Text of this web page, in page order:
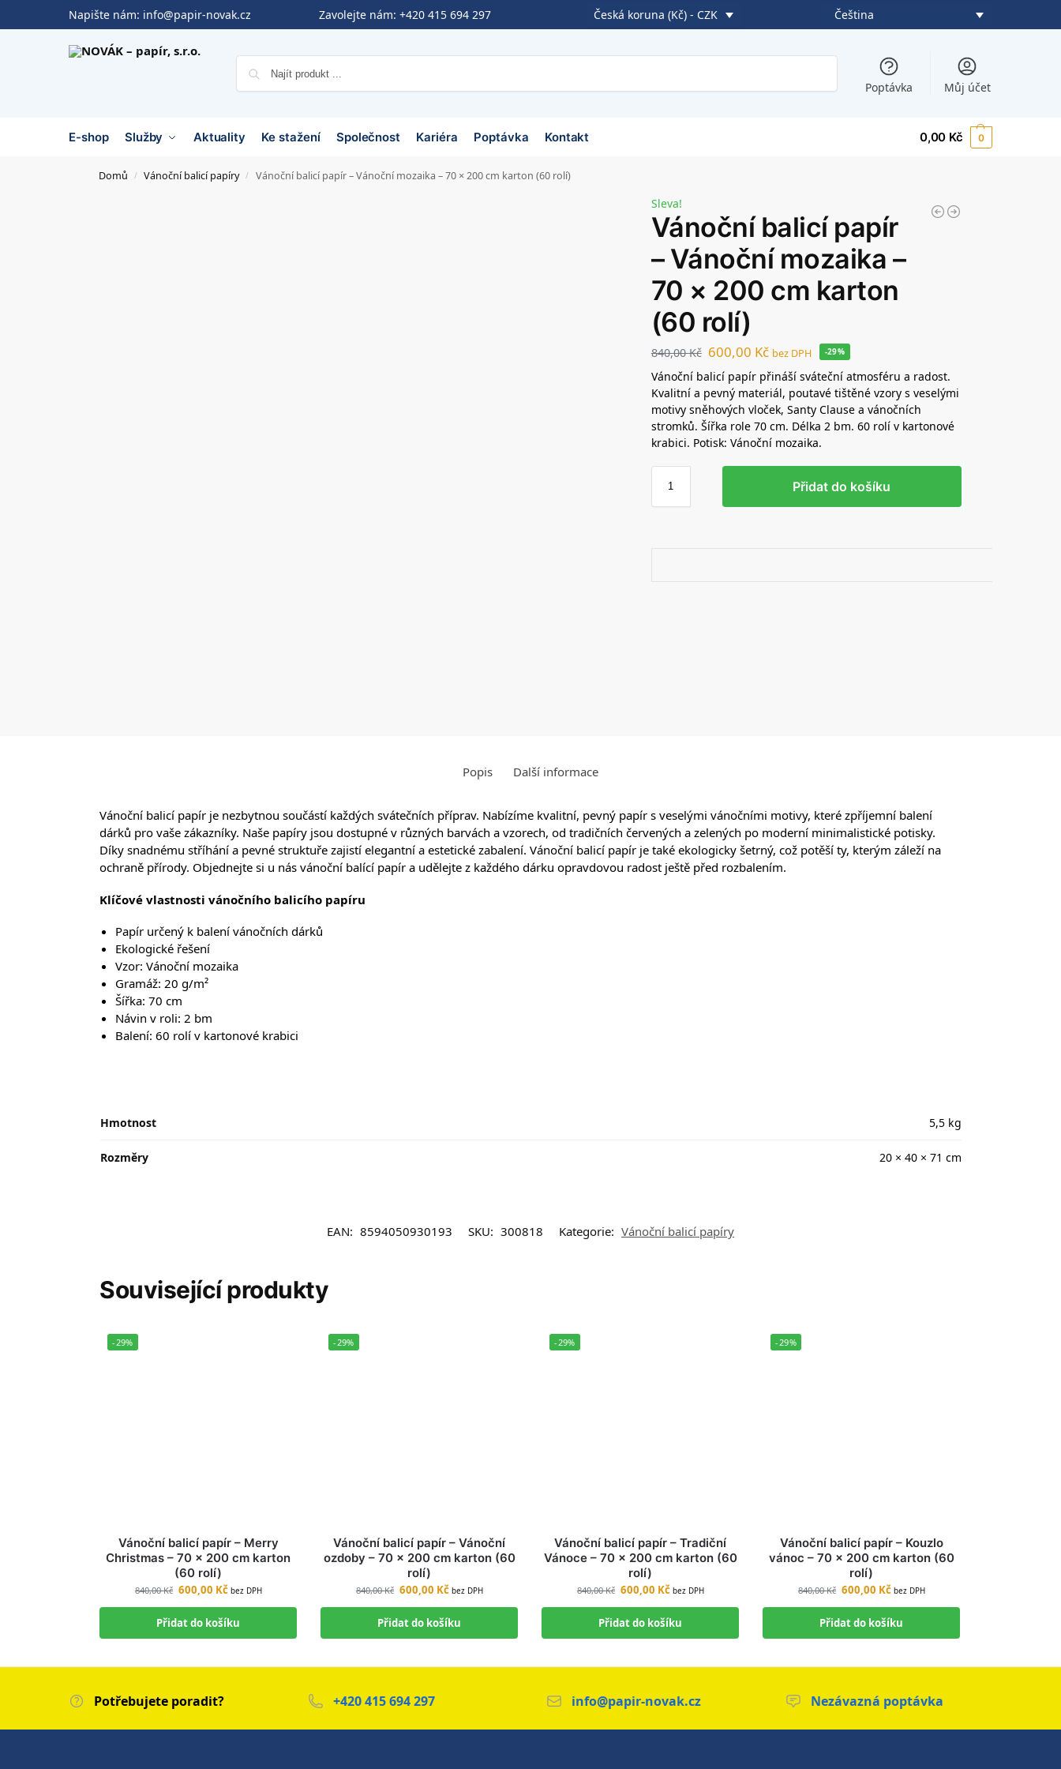
Napište nám: info@papir-novak.cz Zavolejte nám:+420 415 694 297 Česká koruna (Kč) - CZK Čeština
Poptávka Můj účet
E-shop Služby Aktuality Ke stažení Společnost Kariéra Poptávka Kontakt 0,00 Kč 0
Domů / Vánoční balicí papíry / Vánoční balicí papír – Vánoční mozaika – 70 × 200 cm karton (60 rolí)
Sleva!
Vánoční balicí papír
– Vánoční mozaika –
70 × 200 cm karton
(60 rolí)
840,00Kč 600,00 Kč bez DPH -29%
Vánoční balicí papír přináší sváteční atmosféru a radost.
Kvalitní a pevný materiál, poutavé tištěné vzory s veselými
motivy sněhových vloček, Santy Clause a vánočních
stromků. Šířka role 70 cm. Délka 2 bm. 60 rolí v kartonové
krabici. Potisk: Vánoční mozaika.
Přidat do košíku
Popis Další informace
Vánoční balicí papír je nezbytnou součástí každých svátečních příprav. Nabízíme kvalitní, pevný papír s veselými vánočními motivy, které zpříjemní balení
dárků pro vaše zákazníky. Naše papíry jsou dostupné v různých barvách a vzorech, od tradičních červených a zelených po moderní minimalistické potisky.
Díky snadnému stříhání a pevné struktuře zajistí elegantní a estetické zabalení. Vánoční balicí papír je také ekologicky šetrný, což potěší ty, kterým záleží na
ochraně přírody. Objednejte si u nás vánoční balící papír a udělejte z každého dárku opravdovou radost ještě před rozbalením.
Klíčové vlastnosti vánočního balicího papíru
Papír určený k balení vánočních dárků
Ekologické řešení
Vzor: Vánoční mozaika
Gramáž: 20 g/m²
Šířka: 70 cm
Návin v roli: 2 bm
Balení: 60 rolí v kartonové krabici
Hmotnost 5,5 kg
Rozměry 20 × 40 × 71 cm
EAN: 8594050930193 SKU: 300818 Kategorie: Vánoční balicí papíry
Související produkty
-29%
Vánoční balicí papír – Merry
Christmas – 70 × 200 cm karton
(60 rolí)
840,00Kč 600,00 Kč bez DPH
Přidat do košíku
-29%
Vánoční balicí papír – Vánoční
ozdoby – 70 × 200 cm karton (60
rolí)
840,00Kč 600,00 Kč bez DPH
Přidat do košíku
-29%
Vánoční balicí papír – Tradiční
Vánoce – 70 × 200 cm karton (60
rolí)
840,00Kč 600,00 Kč bez DPH
Přidat do košíku
-29%
Vánoční balicí papír – Kouzlo
vánoc – 70 × 200 cm karton (60
rolí)
840,00Kč 600,00 Kč bez DPH
Přidat do košíku
Potřebujete poradit? +420 415 694 297 info@papir-novak.cz Nezávazná poptávka